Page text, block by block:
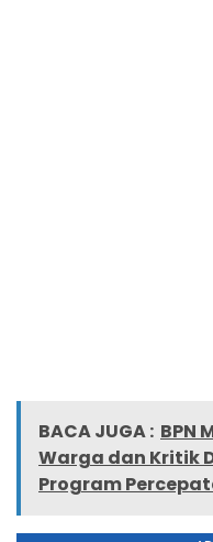
BACA JUGA : BPN
Warga dan Kritik
Program